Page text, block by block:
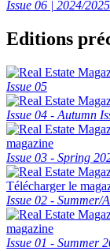
Issue 06 | 2024/2025
Editions
Issue 05
Issue 04 - Autumn
magazine
Issue 03 - Spring
Télécharger le
Issue 02 - Summer/
magazine
Issue 01 - Summer